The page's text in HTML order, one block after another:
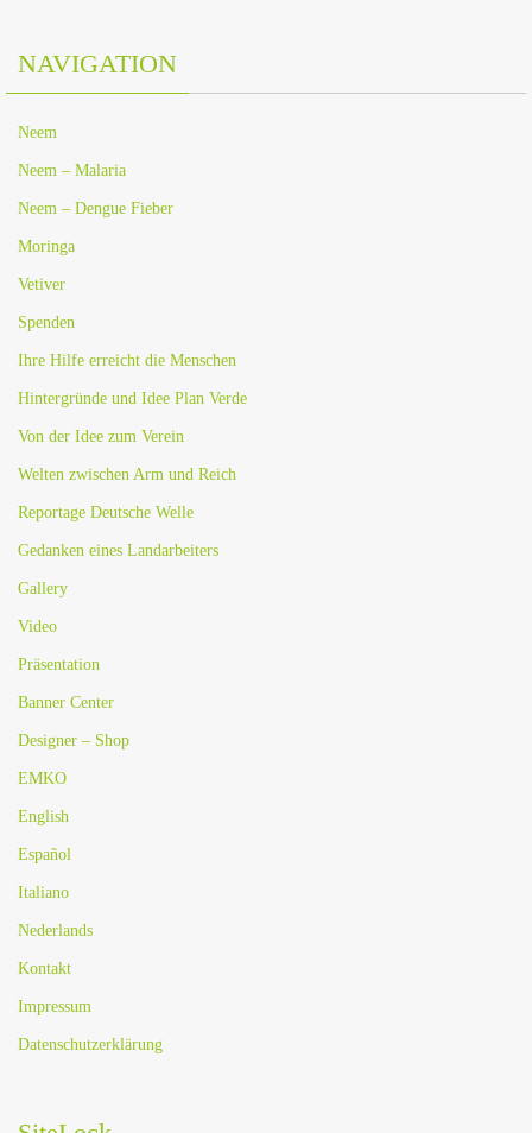
NAVIGATION
Neem
Neem – Malaria
Neem – Dengue Fieber
Moringa
Vetiver
Spenden
Ihre Hilfe erreicht die Menschen
Hintergründe und Idee Plan Verde
Von der Idee zum Verein
Welten zwischen Arm und Reich
Reportage Deutsche Welle
Gedanken eines Landarbeiters
Gallery
Video
Präsentation
Banner Center
Designer – Shop
EMKO
English
Español
Italiano
Nederlands
Kontakt
Impressum
Datenschutzerklärung